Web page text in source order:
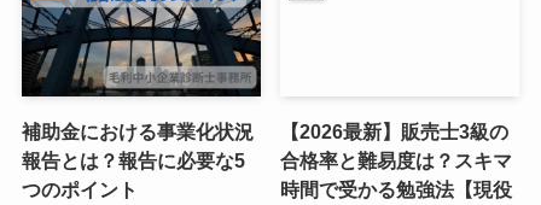
補助金における事業化状況
報告とは？報告に必要な5
つのポイント
【2026最新】販売士3級の
合格率と難易度は？スキマ
時間で受かる勉強法【現役